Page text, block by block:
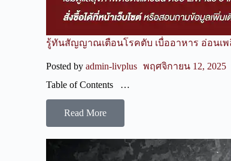
รู้ทันสัญญาณเตือนโรคตับ เบื่ออาหาร อ่อนเพ
Posted byadmin-livplus พฤศจิกายน 12, 2025
Table of Contents …
Read More